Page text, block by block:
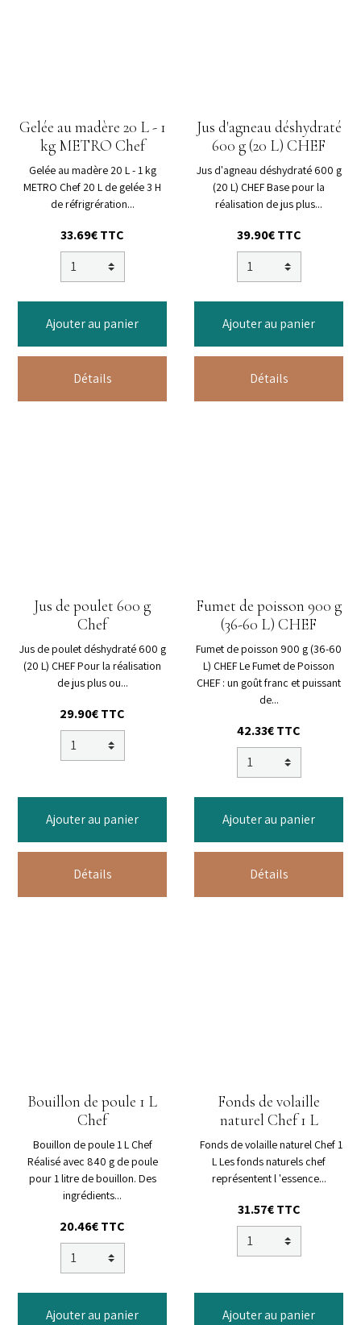
Gelée au madère 20 L - 1
kg METRO Chef
Gelée au madère 20 L - 1 kg
METRO Chef 20 L de gelée 3 H
de réfrigrération...
33.69€ TTC
Ajouter au panier
Détails
Jus d'agneau déshydraté
600 g (20 L) CHEF
Jus d'agneau déshydraté 600 g
(20 L) CHEF Base pour la
réalisation de jus plus...
39.90€ TTC
Ajouter au panier
Détails
Jus de poulet 600 g
Chef
Jus de poulet déshydraté 600 g
(20 L) CHEF Pour la réalisation
de jus plus ou...
29.90€ TTC
Ajouter au panier
Détails
Fumet de poisson 900 g
(36-60 L) CHEF
Fumet de poisson 900 g (36-60
L) CHEF Le Fumet de Poisson
CHEF : un goût franc et puissant
de...
42.33€ TTC
Ajouter au panier
Détails
Bouillon de poule 1 L
Chef
Bouillon de poule 1 L Chef
Réalisé avec 840 g de poule
pour 1 litre de bouillon. Des
ingrédients...
20.46€ TTC
Ajouter au panier
Fonds de volaille
naturel Chef 1 L
Fonds de volaille naturel Chef 1
L Les fonds naturels chef
représentent l 'essence...
31.57€ TTC
Ajouter au panier